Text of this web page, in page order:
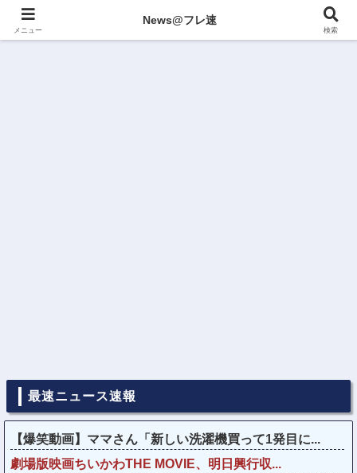
最速ニュース速報
【爆笑動画】ママさん「新しい洗濯機買って1発目に...
劇場版映画ちいかわTHE MOVIE、明日興行収...
メニュー
News@フレ速
検索